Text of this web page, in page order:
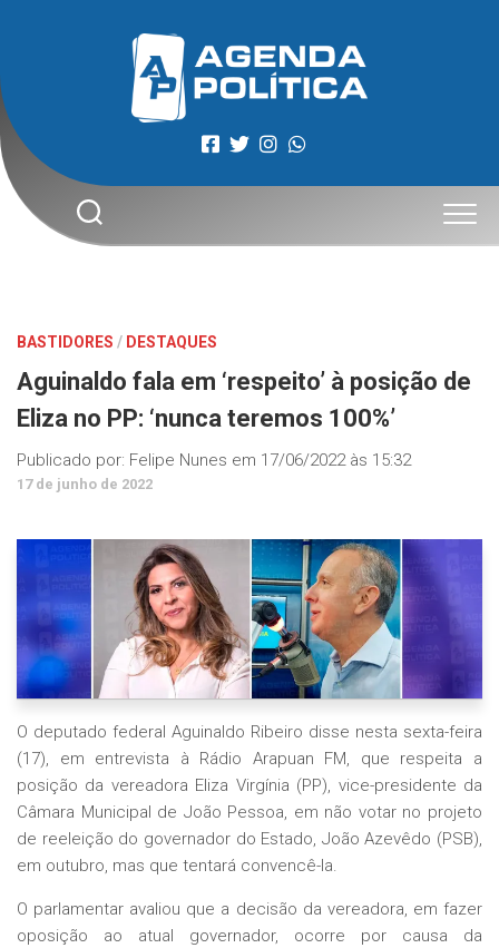
BASTIDORES / DESTAQUES
Aguinaldo fala em ‘respeito’ à posição de
Eliza no PP: ‘nunca teremos 100%’
Publicado por: Felipe Nunes em 17/06/2022 às 15:32
17 de junho de 2022
O deputado federal Aguinaldo Ribeiro disse nesta sexta-feira
(17), em entrevista à Rádio Arapuan FM, que respeita a
posição da vereadora Eliza Virgínia (PP), vice-presidente da
Câmara Municipal de João Pessoa, em não votar no projeto
de reeleição do governador do Estado, João Azevêdo (PSB),
em outubro, mas que tentará convencê-la.
O parlamentar avaliou que a decisão da vereadora, em fazer
oposição ao atual governador, ocorre por causa da